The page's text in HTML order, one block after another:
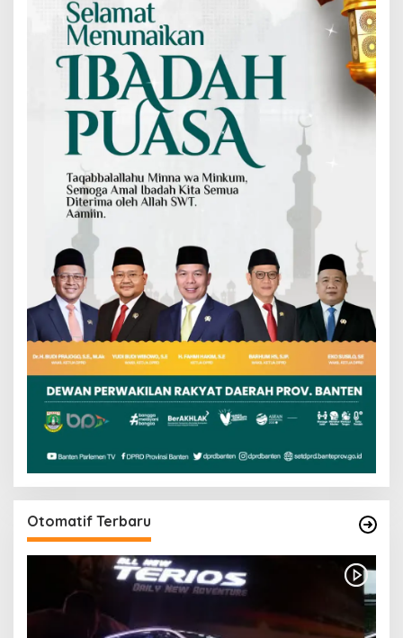
Otomatif Terbaru